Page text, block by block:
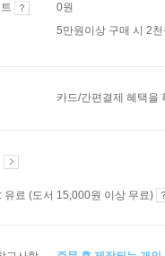
0원
5만원이상 구매 시 2천
카드/간편결제 혜택을
유료 (도서 15,000원 이상 무료)